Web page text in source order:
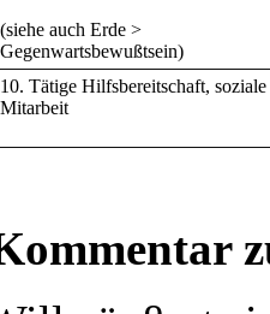
(siehe auch Erde >
Gegenwartsbewußtsein)
10. Tätige Hilfsbereitschaft, soziale
Mitarbeit